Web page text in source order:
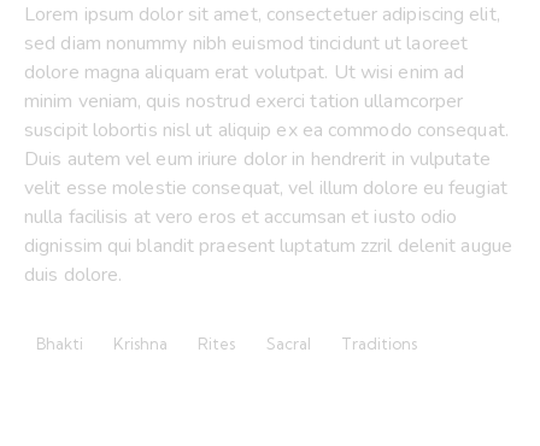
Lorem ipsum dolor sit amet, consectetuer adipiscing elit,
sed diam nonummy nibh euismod tincidunt ut laoreet
dolore magna aliquam erat volutpat. Ut wisi enim ad
minim veniam, quis nostrud exerci tation ullamcorper
suscipit lobortis nisl ut aliquip ex ea commodo consequat.
Duis autem vel eum iriure dolor in hendrerit in vulputate
velit esse molestie consequat, vel illum dolore eu feugiat
nulla facilisis at vero eros et accumsan et iusto odio
dignissim qui blandit praesent luptatum zzril delenit augue
duis dolore.
Bhakti Krishna Rites Sacral Traditions